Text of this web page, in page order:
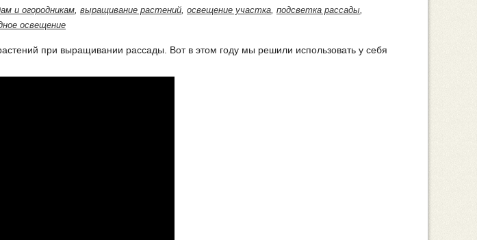
и огородникам, выращивание растений, освещение участка, подсветка рассады,
освещение
при выращивании рассады. Вот в этом году мы решили использовать у себя